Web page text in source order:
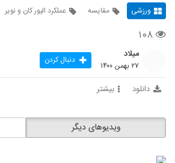
ورزشی مقایسه عملکرد الیور کان و نویر
۱۰۸
میلاد
۲۷ بهمن ۱۴۰۰ دنبال کردن
دانلود بیشتر
ویدیوهای دیگر